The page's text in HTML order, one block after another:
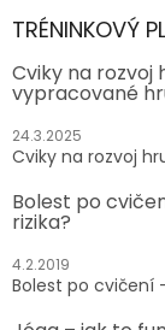
TRÉNINKOVÝ
Cviky na rozvoj
vypracované
24.3.2025
Cviky na rozvoj
Bolest po
rizika?
4.2.2019
Bolest po cvičení